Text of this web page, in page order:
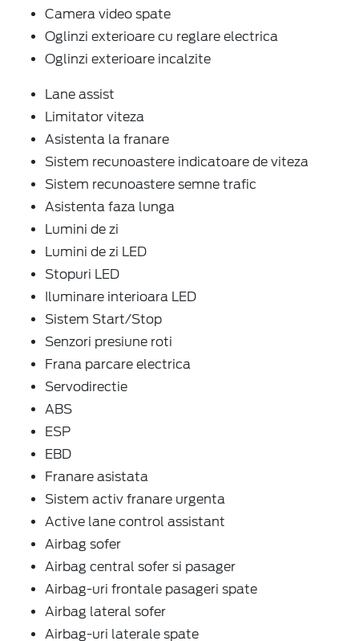
Camera video spate
Oglinzi exterioare cu reglare electrica
Oglinzi exterioare incalzite
Lane assist
Limitator viteza
Asistenta la franare
Sistem recunoastere indicatoare de viteza
Sistem recunoastere semne trafic
Asistenta faza lunga
Lumini de zi
Lumini de zi LED
Stopuri LED
Iluminare interioara LED
Sistem Start/Stop
Senzori presiune roti
Frana parcare electrica
Servodirectie
ABS
ESP
EBD
Franare asistata
Sistem activ franare urgenta
Active lane control assistant
Airbag sofer
Airbag central sofer si pasager
Airbag-uri frontale pasageri spate
Airbag lateral sofer
Airbag-uri laterale spate